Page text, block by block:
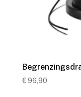
€ 96,90